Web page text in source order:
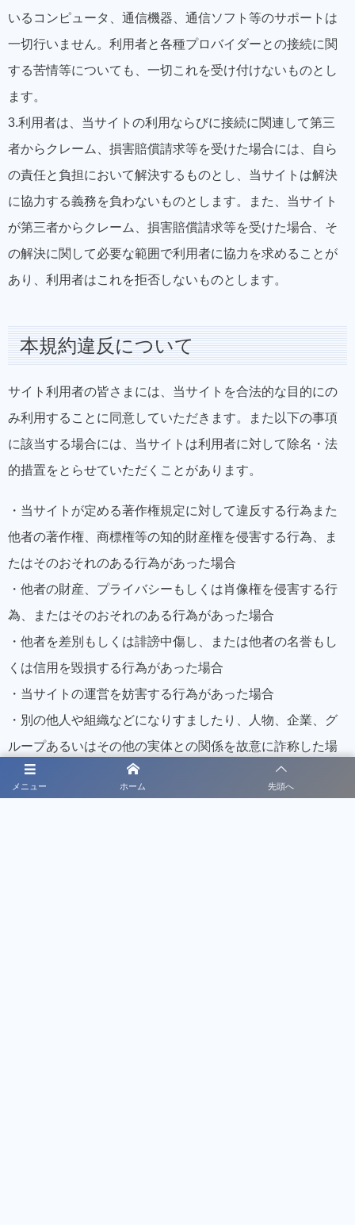
いるコンピュータ、通信機器、通信ソフト等のサポートは
一切行いません。利用者と各種プロバイダーとの接続に関
する苦情等についても、一切これを受け付けないものとし
ます。
3.利用者は、当サイトの利用ならびに接続に関連して第三
者からクレーム、損害賠償請求等を受けた場合には、自ら
の責任と負担において解決するものとし、当サイトは解決
に協力する義務を負わないものとします。また、当サイト
が第三者からクレーム、損害賠償請求等を受けた場合、そ
の解決に関して必要な範囲で利用者に協力を求めることが
あり、利用者はこれを拒否しないものとします。
本規約違反について
サイト利用者の皆さまには、当サイトを合法的な目的にの
み利用することに同意していただきます。また以下の事項
に該当する場合には、当サイトは利用者に対して除名・法
的措置をとらせていただくことがあります。
・当サイトが定める著作権規定に対して違反する行為また
他者の著作権、商標権等の知的財産権を侵害する行為、ま
たはそのおそれのある行為があった場合
・他者の財産、プライバシーもしくは肖像権を侵害する行
為、またはそのおそれのある行為があった場合
・他者を差別もしくは誹謗中傷し、または他者の名誉もし
くは信用を毀損する行為があった場合
・当サイトの運営を妨害する行為があった場合
・別の他人や組織などになりすましたり、人物、企業、グ
ループあるいはその他の実体との関係を故意に詐称した場
・意図的に法律違反をした場合
メニュー ホーム 先頭へ